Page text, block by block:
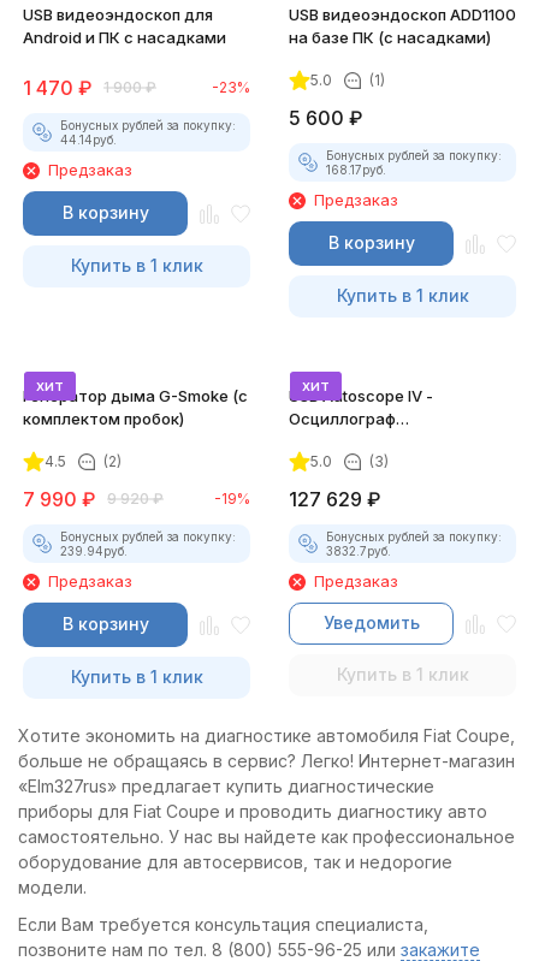
USB видеоэндоскоп для
Android и ПК с насадками
1 470 ₽ 1 900 ₽ -23%
Бонусных рублей за покупку:
44.14руб.
Предзаказ
В корзину
Купить в 1 клик
USB видеоэндоскоп ADD1100
на базе ПК (с насадками)
5.0 (1)
5 600 ₽
Бонусных рублей за покупку:
168.17руб.
Предзаказ
В корзину
Купить в 1 клик
хит
Генератор дыма G-Smoke (c
комплектом пробок)
4.5 (2)
7 990 ₽ 9 920 ₽ -19%
Бонусных рублей за покупку:
239.94руб.
Предзаказ
В корзину
Купить в 1 клик
хит
USB Autoscope IV -
Осциллограф
комплект)
5.0 (3)
127 629 ₽
Бонусных рублей за покупку:
3832.7руб.
Предзаказ
Уведомить
Купить в 1 клик
Хотите экономить на диагностике автомобиля Fiat Coupe,
больше не обращаясь в сервис? Легко! Интернет-магазин
«Elm327rus» предлагает купить диагностические
приборы для Fiat Coupe и проводить диагностику авто
самостоятельно. У нас вы найдете как профессиональное
оборудование для автосервисов, так и недорогие
модели.
Если Вам требуется консультация специалиста,
позвоните нам по тел. 8 (800) 555-96-25 или закажите